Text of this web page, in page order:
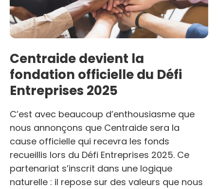
Centraide devient la
fondation officielle du Défi
Entreprises 2025
C’est avec beaucoup d’enthousiasme que
nous annonçons que Centraide sera la
cause officielle qui recevra les fonds
recueillis lors du Défi Entreprises 2025. Ce
partenariat s’inscrit dans une logique
naturelle : il repose sur des valeurs que nous